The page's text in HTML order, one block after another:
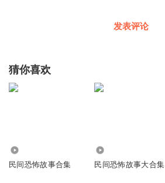
发表评论
猜你喜欢
民间恐怖故事合集 民间恐怖故事大合集